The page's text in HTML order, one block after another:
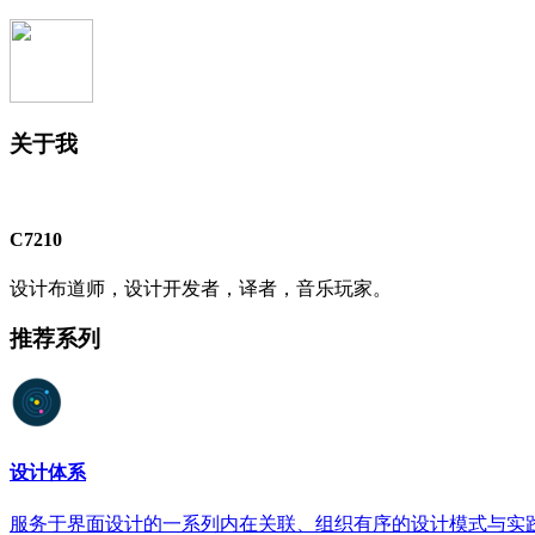
关于我
C7210
设计布道师，设计开发者，译者，音乐玩家。
推荐系列
设计体系
服务于界面设计的一系列内在关联、组织有序的设计模式与实